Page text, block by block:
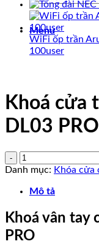
kiếm:
Menu
WiFi ốp trần
100user
Khoá cửa
DL03 PRO
Danh mục: Khóa cửa
Mô tả
Khoá vân tay
PRO